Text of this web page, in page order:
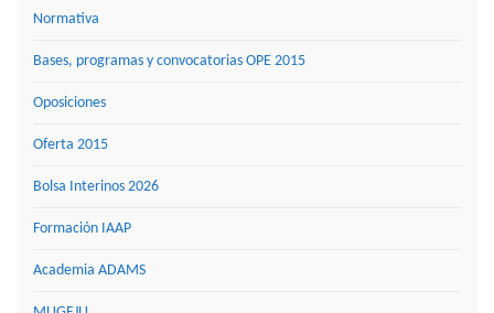
Normativa
Bases, programas y convocatorias OPE 2015
Oposiciones
Oferta 2015
Bolsa Interinos 2026
Formación IAAP
Academia ADAMS